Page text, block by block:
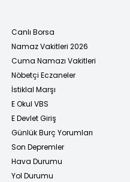
Canlı Borsa
Namaz Vakitleri 2026
Cuma Namazı Vakitleri
Nöbetçi Eczaneler
İstiklal Marşı
E Okul VBS
E Devlet Giriş
Günlük Burç Yorumları
Son Depremler
Hava Durumu
Yol Durumu